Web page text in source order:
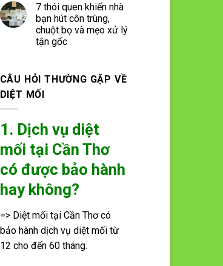
7 thói quen khiến nhà
bạn hút côn trùng,
chuột bọ và mẹo xử lý
tận gốc
CÂU HỎI THƯỜNG GẶP VỀ
DIỆT MỐI
1. Dịch vụ diệt
mối tại Cần Thơ
có được bảo hành
hay không?
=> Diệt mối tại Cần Thơ có
bảo hành dịch vụ diệt mối từ
12 cho đến 60 tháng.